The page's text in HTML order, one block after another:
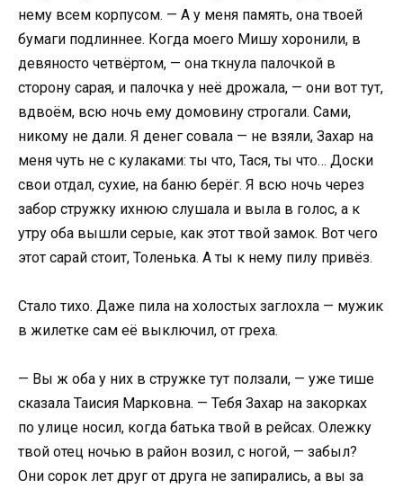
нему всем корпусом. — А у меня память, она твоей
бумаги подлиннее. Когда моего Мишу хоронили, в
девяносто четвёртом, — она ткнула палочкой в
сторону сарая, и палочка у неё дрожала, — они вот тут,
вдвоём, всю ночь ему домовину строгали. Сами,
никому не дали. Я денег совала — не взяли, Захар на
меня чуть не с кулаками: ты что, Тася, ты что… Доски
свои отдал, сухие, на баню берёг. Я всю ночь через
забор стружку ихнюю слушала и выла в голос, а к
утру оба вышли серые, как этот твой замок. Вот чего
этот сарай стоит, Толенька. А ты к нему пилу привёз.
Стало тихо. Даже пила на холостых заглохла — мужик
в жилетке сам её выключил, от греха.
— Вы ж оба у них в стружке тут ползали, — уже тише
сказала Таисия Марковна. — Тебя Захар на закорках
по улице носил, когда батька твой в рейсах. Олежку
твой отец ночью в район возил, с ногой, — забыл?
Они сорок лет друг от друга не запирались, а вы за